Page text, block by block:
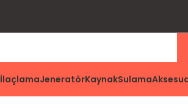
İlaçlamaJeneratörKaynakSulama